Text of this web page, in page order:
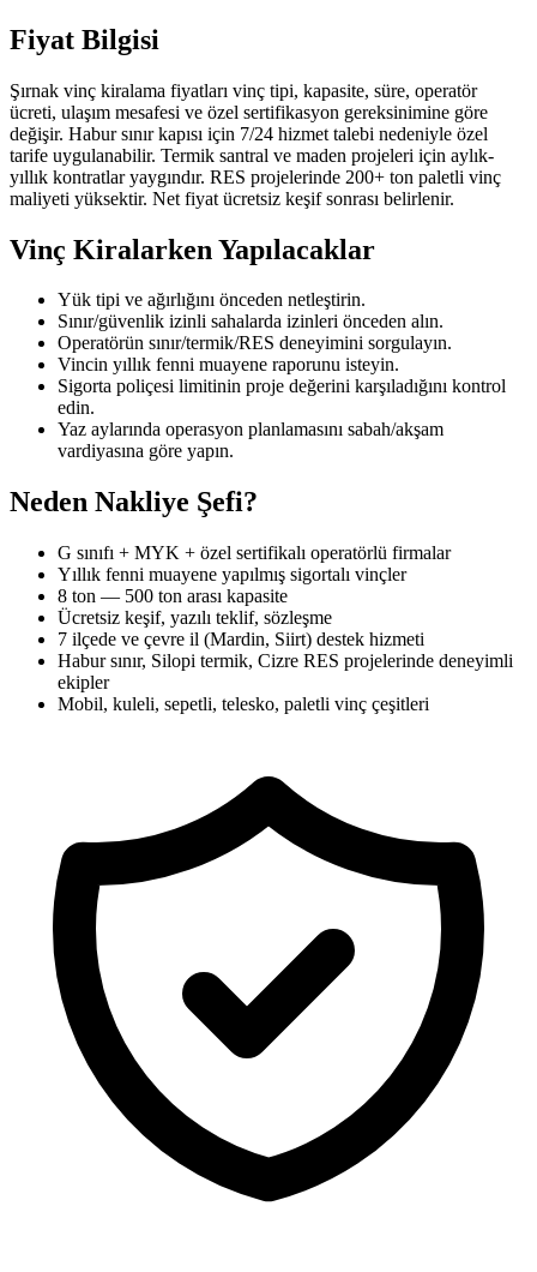
Fiyat Bilgisi
Şırnak vinç kiralama fiyatları vinç tipi, kapasite, süre, operatör
ücreti, ulaşım mesafesi ve özel sertifikasyon gereksinimine göre
değişir. Habur sınır kapısı için 7/24 hizmet talebi nedeniyle özel
tarife uygulanabilir. Termik santral ve maden projeleri için aylık-
yıllık kontratlar yaygındır. RES projelerinde 200+ ton paletli vinç
maliyeti yüksektir. Net fiyat ücretsiz keşif sonrası belirlenir.
Vinç Kiralarken Yapılacaklar
Yük tipi ve ağırlığını önceden netleştirin.
Sınır/güvenlik izinli sahalarda izinleri önceden alın.
Operatörün sınır/termik/RES deneyimini sorgulayın.
Vincin yıllık fenni muayene raporunu isteyin.
Sigorta poliçesi limitinin proje değerini karşıladığını kontrol
edin.
Yaz aylarında operasyon planlamasını sabah/akşam
vardiyasına göre yapın.
Neden Nakliye Şefi?
G sınıfı + MYK + özel sertifikalı operatörlü firmalar
Yıllık fenni muayene yapılmış sigortalı vinçler
8 ton — 500 ton arası kapasite
Ücretsiz keşif, yazılı teklif, sözleşme
7 ilçede ve çevre il (Mardin, Siirt) destek hizmeti
Habur sınır, Silopi termik, Cizre RES projelerinde deneyimli
ekipler
Mobil, kuleli, sepetli, telesko, paletli vinç çeşitleri